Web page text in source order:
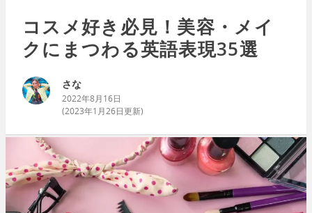
コスメ好き必見！美容・メイ
クにまつわる英語表現35選
さな
2022年8月16日
(2023年1月26日更新)